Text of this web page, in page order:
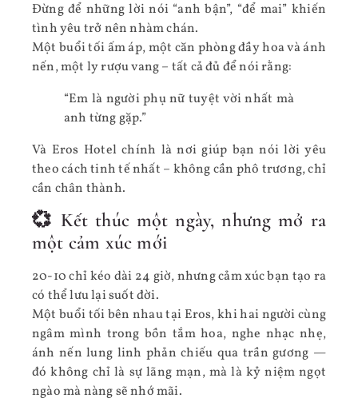
Đừng để những lời nói “anh bận”, “để mai” khiến
tình yêu trở nên nhàm chán.
Một buổi tối ấm áp, một căn phòng đầy hoa và ánh
nến, một ly rượu vang – tất cả đủ để nói rằng:
“Em là người phụ nữ tuyệt vời nhất mà
anh từng gặp.”
Và Eros Hotel chính là nơi giúp bạn nói lời yêu
theo cách tinh tế nhất – không cần phô trương, chỉ
cần chân thành.
💞 Kết thúc một ngày, nhưng mở ra
một cảm xúc mới
20-10 chỉ kéo dài 24 giờ, nhưng cảm xúc bạn tạo ra
có thể lưu lại suốt đời.
Một buổi tối bên nhau tại Eros, khi hai người cùng
ngâm mình trong bồn tắm hoa, nghe nhạc nhẹ,
ánh nến lung linh phản chiếu qua trần gương —
đó không chỉ là sự lãng mạn, mà là kỷ niệm ngọt
ngào mà nàng sẽ nhớ mãi.